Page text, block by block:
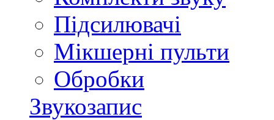
Підсилювачі
Мікшерні пульти
Обробки
Звукозапис